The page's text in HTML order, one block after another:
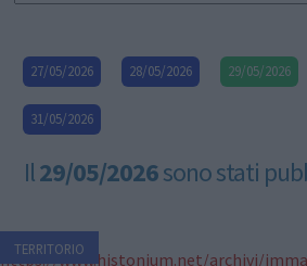
27/05/2026 28/05/2026 29/05/2026
31/05/2026
Il29/05/2026sono stati
TERRITORIO